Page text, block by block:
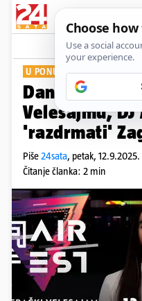
U PONUDI JE 1+1 ULAZNICA
Danas kreće
Velesajmu,
'razdrmati'
Piše24sata, petak, 12.9.2025.
Čitanje članka: 2 min